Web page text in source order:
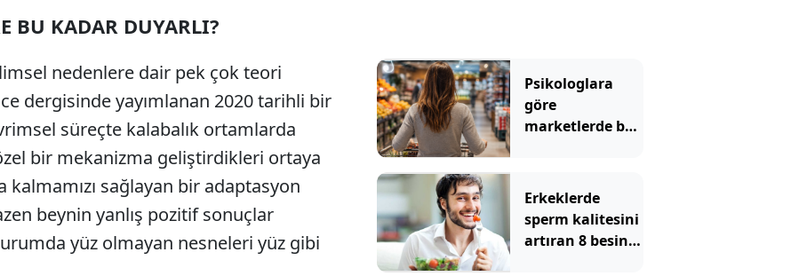
BU KADAR DUYARLI?
nedenlere dair pek çok teori
dergisinde yayımlanan 2020 tarihli bir
süreçte kalabalık ortamlarda
bir mekanizma geliştirdikleri ortaya
kalmamızı sağlayan bir adaptasyon
beynin yanlış pozitif sonuçlar
yüz olmayan nesneleri yüz gibi
Psikologlara
göre
marketlerde bu
Erkeklerde
sperm kalitesini
artıran 8 besin